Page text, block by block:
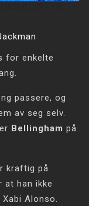
for enkelte
passere, og
av seg selv.
Bellingham på
kraftig på
at han ikke
Alonso.